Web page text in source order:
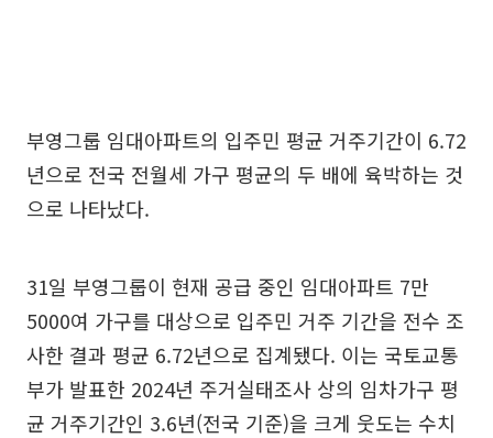
부영그룹 임대아파트의 입주민 평균 거주기간이 6.72
년으로 전국 전월세 가구 평균의 두 배에 육박하는 것
으로 나타났다.
31일 부영그룹이 현재 공급 중인 임대아파트 7만
5000여 가구를 대상으로 입주민 거주 기간을 전수 조
사한 결과 평균 6.72년으로 집계됐다. 이는 국토교통
부가 발표한 2024년 주거실태조사 상의 임차가구 평
균 거주기간인 3.6년(전국 기준)을 크게 웃도는 수치